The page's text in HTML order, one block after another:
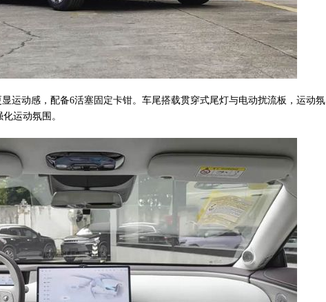
运动感，配备6活塞固定卡钳。车尾搭载贯穿式尾灯与电动扰流板，运动氛
运动氛围。